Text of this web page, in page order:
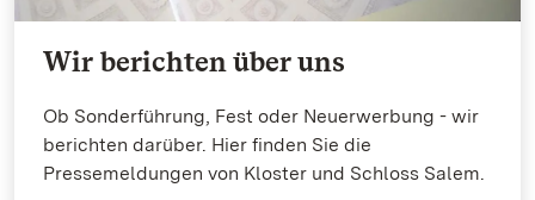
Wir berichten über uns
Ob Sonderführung, Fest oder Neuerwerbung - wir
berichten darüber. Hier finden Sie die
Pressemeldungen von Kloster und Schloss Salem.